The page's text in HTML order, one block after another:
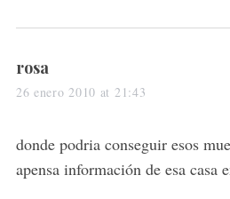
s
a
s
:
rosa
26 enero 2010 at 21:43
donde podria conseguir esos
apensa información de esa casa